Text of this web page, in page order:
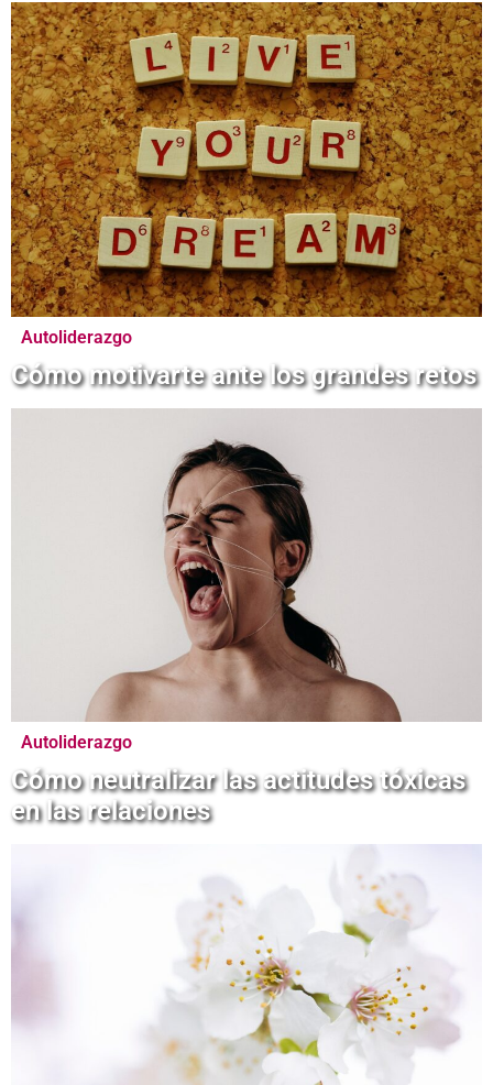
Autoliderazgo
Cómo motivarte ante los grandes retos
Autoliderazgo
Cómo neutralizar las actitudes tóxicas
en las relaciones